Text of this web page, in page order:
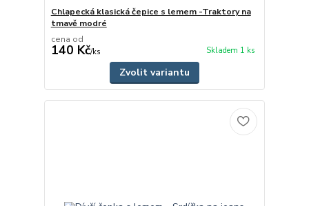
Chlapecká klasická čepice s lemem -Traktory na
tmavě modré
cena od
140 Kč/ks Skladem 1 ks
Zvolit variantu